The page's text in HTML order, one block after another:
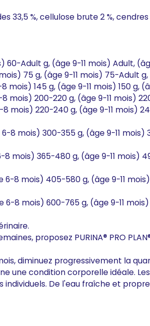
33,5 %, cellulose brute 2 %,
Adult g, (âge 9-11 mois) Adult,
75 g, (âge 9-11 mois) 75-Adult
mois) 145 g, (âge 9-11 mois) 150 g,
mois) 200-220 g, (âge 9-11 mois)
mois) 220-240 g, (âge 9-11 mois)
8 mois) 300-355 g, (âge 9-11 mois)
mois) 365-480 g, (âge 9-11 mois)
8 mois) 405-580 g, (âge 9-11
8 mois) 600-765 g, (âge 9-11
proposez PURINA® PRO
diminuez progressivement la
une condition corporelle idéale.
De l'eau fraîche et